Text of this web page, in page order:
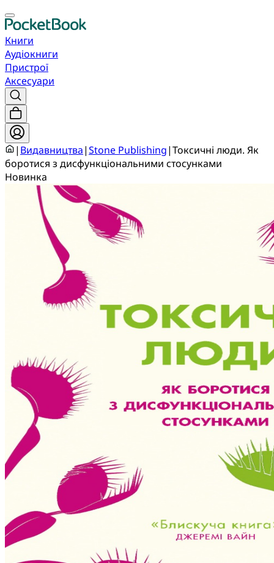
Книги
Аудіокниги
Пристрої
Аксесуари
| Видавництва|Stone Publishing|Токсичні люди. Як
боротися з дисфункціональними стосунками
Новинка